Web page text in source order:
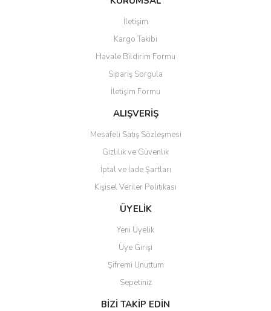
İletişim
Kargo Takibi
Havale Bildirim Formu
Sipariş Sorgula
İletişim Formu
ALIŞVERİŞ
Mesafeli Satış Sözleşmesi
Gizlilik ve Güvenlik
İptal ve İade Şartları
Kişisel Veriler Politikası
ÜYELİK
Yeni Üyelik
Üye Girişi
Şifremi Unuttum
Sepetiniz
BİZİ TAKİP EDİN